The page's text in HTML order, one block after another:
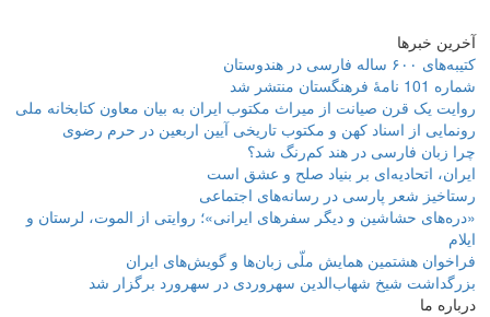
آخرین خبرها
کتیبه‌های ۶۰۰ ساله فارسی در هندوستان
شماره 101 نامۀ فرهنگستان منتشر شد
روایت یک قرن صیانت از میراث مکتوب ایران به بیان معاون کتابخانه ملی
رونمایی از اسناد کهن و مکتوب تاریخی آیین اربعین در حرم رضوی
چرا زبان فارسی در هند کم‌رنگ شد؟
ایران، اتحادیه‌ای بر بنیاد صلح و عشق است
رستاخیز شعر پارسی در رسانه‌های اجتماعی
«دره‌های حشاشین و دیگر سفرهای ایرانی»؛ روایتی از الموت، لرستان و
ایلام
فراخوان هشتمین همایش ملّی زبان‌ها و گویش‌های ایران
بزرگداشت شیخ شهاب‌الدین سهروردی در سهرورد برگزار شد
درباره ما